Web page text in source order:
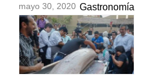
mayo 30, 2020 Gastronomía